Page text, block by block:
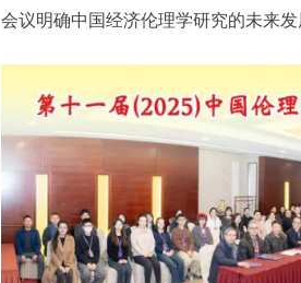
会议明确中国经济伦理学研究的未来